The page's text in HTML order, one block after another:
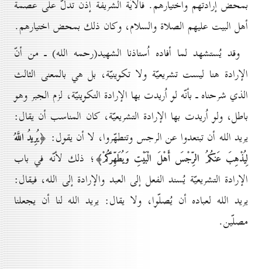
بمحض إرادتهم واختيارهم. فالآية الشريفة إذن تدلّ على عصمة
أهل البيت عليهم الصلاة والسلام، وكان ذلك بمحض اختيارهم.
وقد يُستشهد لما أفاده اُستاذنا الشهيد(رحمه الله) ـ من أنّ
الإرادة هنا ليست تشريعيّة ولا تكوينيّة، بل هي بالمعنى الثالث
الذي شرحناه ـ بأنّه لو اُريدت بها الإرادة التكوينيّة، لزم الجبر وهو
باطل، ولو اُريدت بها الإرادة التشريعيّة، كان المناسب أن يقال:
يريد الله أن تبتعدوا عن الرجس وتتطهّروا، لا أن يقول: ﴿يُرِيدُ اللَّهُ
لِيُذْهِبَ عَنكُمُ الرِّجْسَ أَهْلَ الْبَيْتِ وَيُطَهِّرَكُمْ﴾؛ ذلك لأنّه في باب
الإرادة التشريعيّة يُسند الفعل إلى العبد والإرادة إلى الله، فيقال:
يريد الله لعباده أن يُصلّوا، ولا يقال: يريد الله لنا أن يجعلنا
مصلّين.